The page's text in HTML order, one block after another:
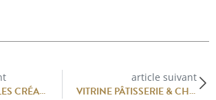
OCF MAGNIFIE LES CRÉATIONS PLEINES DE COULEURS DE LA PÂTISSERIE MACARONS & INSPIRATIONS.
article suivant
VITRINE PÂTISSERIE & CHOCOLAT – BERNACHON CHOCOLATIER BY OCF MATFER BOURGEAT CREATION